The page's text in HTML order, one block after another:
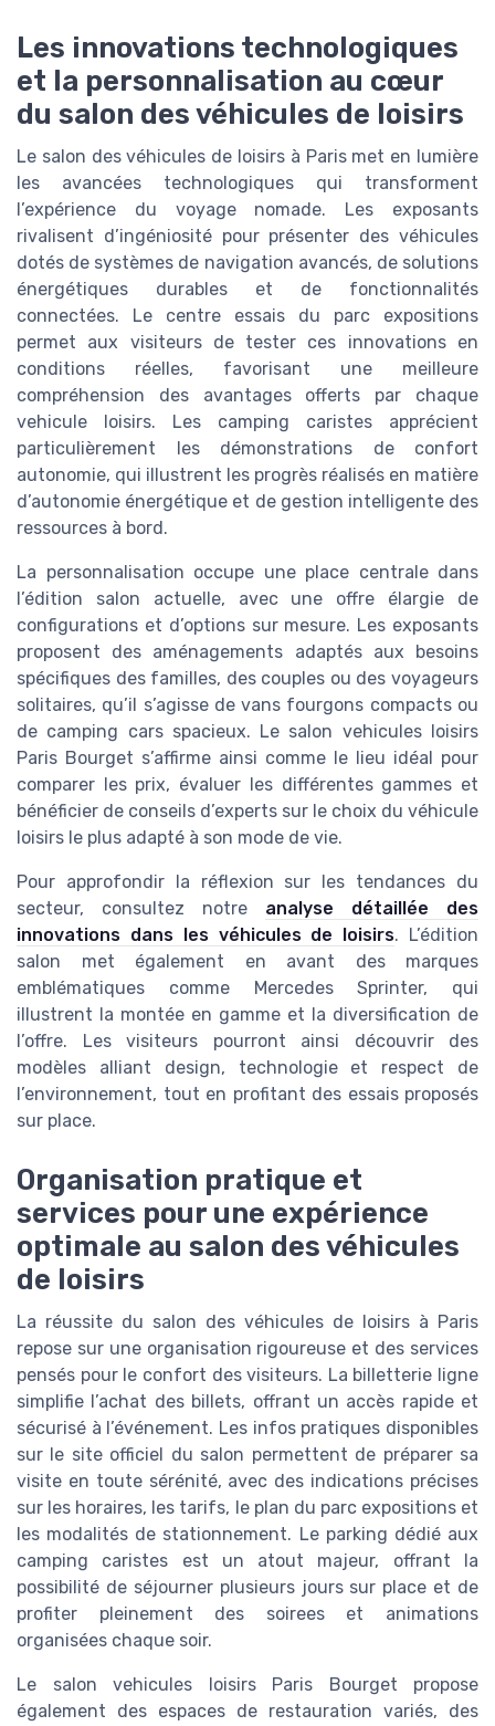
Les innovations technologiques
et la personnalisation au cœur
du salon des véhicules de loisirs
Le salon des véhicules de loisirs à Paris met en lumière
les avancées technologiques qui transforment
l’expérience du voyage nomade. Les exposants
rivalisent d’ingéniosité pour présenter des véhicules
dotés de systèmes de navigation avancés, de solutions
énergétiques durables et de fonctionnalités
connectées. Le centre essais du parc expositions
permet aux visiteurs de tester ces innovations en
conditions réelles, favorisant une meilleure
compréhension des avantages offerts par chaque
vehicule loisirs. Les camping caristes apprécient
particulièrement les démonstrations de confort
autonomie, qui illustrent les progrès réalisés en matière
d’autonomie énergétique et de gestion intelligente des
ressources à bord.
La personnalisation occupe une place centrale dans
l’édition salon actuelle, avec une offre élargie de
configurations et d’options sur mesure. Les exposants
proposent des aménagements adaptés aux besoins
spécifiques des familles, des couples ou des voyageurs
solitaires, qu’il s’agisse de vans fourgons compacts ou
de camping cars spacieux. Le salon vehicules loisirs
Paris Bourget s’affirme ainsi comme le lieu idéal pour
comparer les prix, évaluer les différentes gammes et
bénéficier de conseils d’experts sur le choix du véhicule
loisirs le plus adapté à son mode de vie.
Pour approfondir la réflexion sur les tendances du
secteur, consultez notre analyse détaillée des
innovations dans les véhicules de loisirs. L’édition
salon met également en avant des marques
emblématiques comme Mercedes Sprinter, qui
illustrent la montée en gamme et la diversification de
l’offre. Les visiteurs pourront ainsi découvrir des
modèles alliant design, technologie et respect de
l’environnement, tout en profitant des essais proposés
sur place.
Organisation pratique et
services pour une expérience
optimale au salon des véhicules
de loisirs
La réussite du salon des véhicules de loisirs à Paris
repose sur une organisation rigoureuse et des services
pensés pour le confort des visiteurs. La billetterie ligne
simplifie l’achat des billets, offrant un accès rapide et
sécurisé à l’événement. Les infos pratiques disponibles
sur le site officiel du salon permettent de préparer sa
visite en toute sérénité, avec des indications précises
sur les horaires, les tarifs, le plan du parc expositions et
les modalités de stationnement. Le parking dédié aux
camping caristes est un atout majeur, offrant la
possibilité de séjourner plusieurs jours sur place et de
profiter pleinement des soirees et animations
organisées chaque soir.
Le salon vehicules loisirs Paris Bourget propose
également des espaces de restauration variés, des